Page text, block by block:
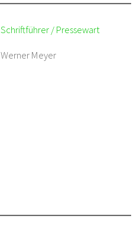
Schriftführer / Pressewart
Werner Meyer